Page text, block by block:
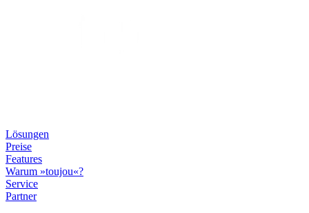
Lösungen
Preise
Features
Warum »toujou«?
Service
Partner